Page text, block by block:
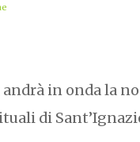
andrà in onda la
di